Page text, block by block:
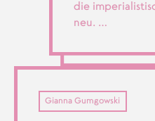
die
neu. …
Gianna Gumgowski